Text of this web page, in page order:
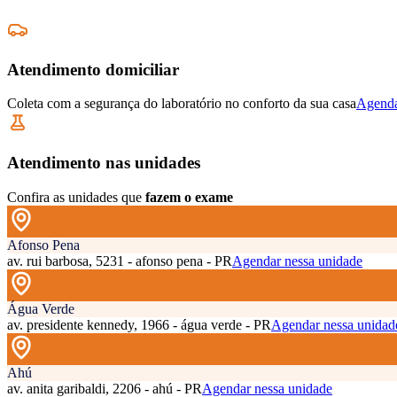
Atendimento domiciliar
Coleta com a segurança do laboratório no conforto da sua casa
Atendimento nas unidades
Confira as unidades que fazem o exame
Afonso Pena
av. rui barbosa, 5231 - afonso pena - PRAgendar nessa unidade
Água Verde
av. presidente kennedy, 1966 - água verde - PRAgendar nessa
Ahú
av. anita garibaldi, 2206 - ahú - PRAgendar nessa unidade